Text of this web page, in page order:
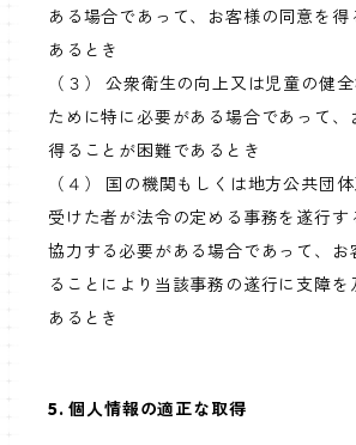
ある場合であって、お客様の同意を得
あるとき
（３） 公衆衛生の向上又は児童の健
ために特に必要がある場合であって、
得ることが困難であるとき
（４） 国の機関もしくは地方公共団
受けた者が法令の定める事務を遂行す
協力する必要がある場合であって、お
ることにより当該事務の遂行に支障を
あるとき
5. 個人情報の適正な取得